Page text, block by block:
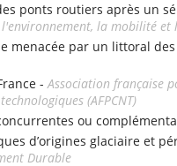
ponts routiers après un
la mobilité et
menacée par un littoral
-Association française
(AFPCNT)
ou
d’origines glaciaire et
Durable